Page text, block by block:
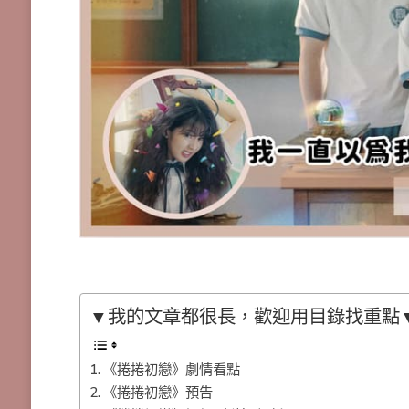
▼我的文章都很長，歡迎用目錄找重
《捲捲初戀》劇情看點
《捲捲初戀》預告